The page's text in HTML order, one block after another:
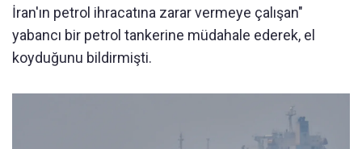
İran'ın petrol ihracatına zarar vermeye çalışan"
yabancı bir petrol tankerine müdahale ederek, el
koyduğunu bildirmişti.